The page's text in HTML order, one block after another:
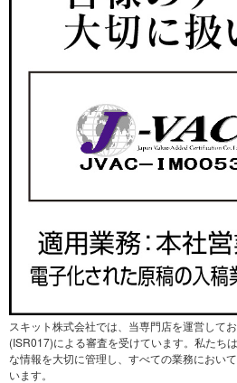
スキット株式会社では、当専門店を運営して
(ISR017)による審査を受けています。私たち
な情報を大切に管理し、すべての業務におい
います。